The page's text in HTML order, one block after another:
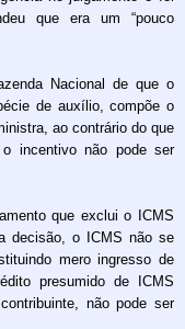
que era um “pouco
Nacional de que o
de auxílio, compõe o
ao contrário do que
incentivo não pode ser
que exclui o ICMS
decisão, o ICMS não se
mero ingresso de
presumido de ICMS
não pode ser